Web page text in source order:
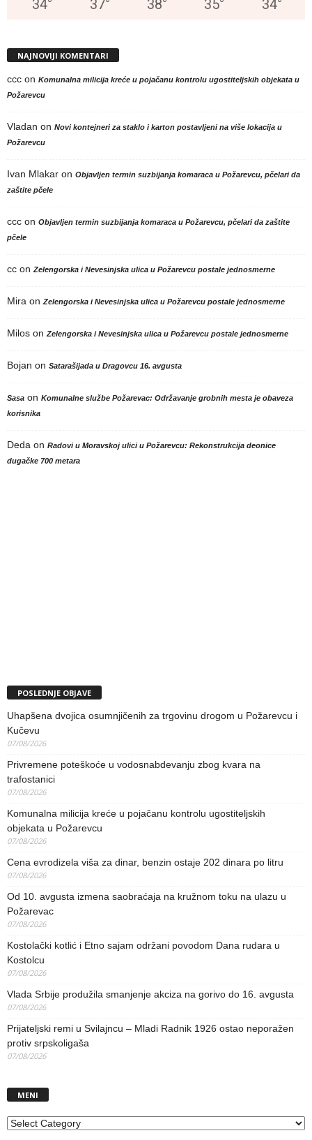
34° 37° 38° 35° 34°
NAJNOVIJI KOMENTARI
ccc on Komunalna milicija kreće u pojačanu kontrolu ugostiteljskih objekata u
Požarevcu
Vladan on Novi kontejneri za staklo i karton postavljeni na više lokacija u
Požarevcu
Ivan Mlakar on Objavljen termin suzbijanja komaraca u Požarevcu, pčelari da
zaštite pčele
ccc on Objavljen termin suzbijanja komaraca u Požarevcu, pčelari da zaštite
pčele
cc on Zelengorska i Nevesinjska ulica u Požarevcu postale jednosmerne
Mira on Zelengorska i Nevesinjska ulica u Požarevcu postale jednosmerne
Milos on Zelengorska i Nevesinjska ulica u Požarevcu postale jednosmerne
Bojan on Satarašijada u Dragovcu 16. avgusta
Sasa on Komunalne službe Požarevac: Održavanje grobnih mesta je obaveza
korisnika
Deda on Radovi u Moravskoj ulici u Požarevcu: Rekonstrukcija deonice
dugačke 700 metara
POSLEDNJE OBJAVE
Uhapšena dvojica osumnjičenih za trgovinu drogom u Požarevcu i
Kučevu
07/08/2026
Privremene poteškoće u vodosnabdevanju zbog kvara na
trafostanici
07/08/2026
Komunalna milicija kreće u pojačanu kontrolu ugostiteljskih
objekata u Požarevcu
07/08/2026
Cena evrodizela viša za dinar, benzin ostaje 202 dinara po litru
07/08/2026
Od 10. avgusta izmena saobraćaja na kružnom toku na ulazu u
Požarevac
07/08/2026
Kostolački kotlić i Etno sajam održani povodom Dana rudara u
Kostolcu
07/08/2026
Vlada Srbije produžila smanjenje akciza na gorivo do 16. avgusta
07/08/2026
Prijateljski remi u Svilajncu – Mladi Radnik 1926 ostao neporažen
protiv srpskoligaša
07/08/2026
MENI
MENI